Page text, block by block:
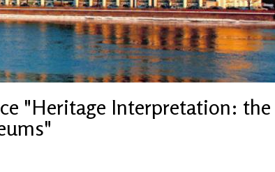
"Heritage Interpretation: the